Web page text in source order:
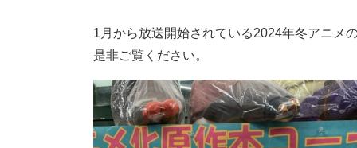
1月から放送開始されている2024年冬アニメ
是非ご覧ください。